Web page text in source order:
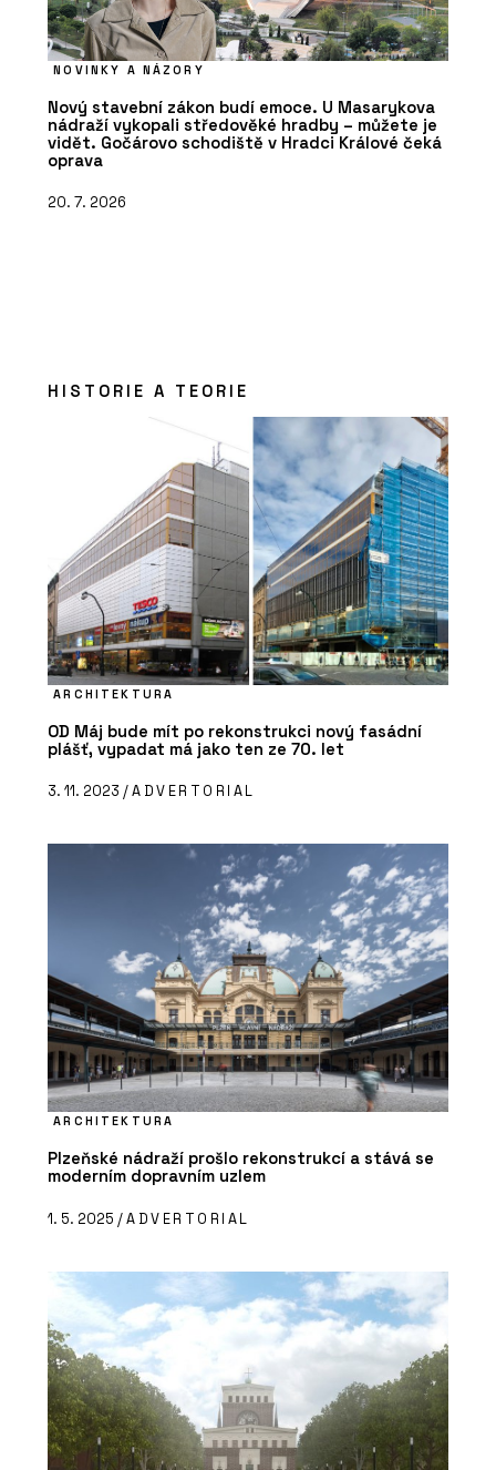
NOVINKY A NÁZORY
Nový stavební zákon budí emoce. U Masarykova
nádraží vykopali středověké hradby – můžete je
vidět. Gočárovo schodiště v Hradci Králové čeká
oprava
20. 7. 2026
HISTORIE A TEORIE
ARCHITEKTURA
OD Máj bude mít po rekonstrukci nový fasádní
plášť, vypadat má jako ten ze 70. let
3. 11. 2023 /ADVERTORIAL
ARCHITEKTURA
Plzeňské nádraží prošlo rekonstrukcí a stává se
moderním dopravním uzlem
1. 5. 2025 /ADVERTORIAL